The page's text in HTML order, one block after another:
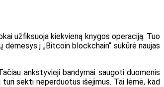
užfiksuoja kiekvieną knygos operaciją. Tuo
į „Bitcoin blockchain“ sukūrė naujas
ankstyvieji bandymai saugoti duomenis
turi sekti neperduotus išėjimus. Tai lėmė, kad